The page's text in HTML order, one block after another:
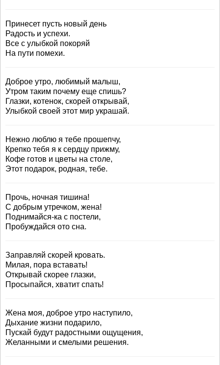
Принесет пусть новый день
Радость и успехи.
Все с улыбкой покоряй
На пути помехи.
Доброе утро, любимый малыш,
Утром таким почему еще спишь?
Глазки, котенок, скорей открывай,
Улыбкой своей этот мир украшай.
Нежно люблю я тебе прошепчу,
Крепко тебя я к сердцу прижму,
Кофе готов и цветы на столе,
Этот подарок, родная, тебе.
Прочь, ночная тишина!
С добрым утречком, жена!
Поднимайся-ка с постели,
Пробуждайся ото сна.
Заправляй скорей кровать.
Милая, пора вставать!
Открывай скорее глазки,
Просыпайся, хватит спать!
Жена моя, доброе утро наступило,
Дыхание жизни подарило,
Пускай будут радостными ощущения,
Желанными и смелыми решения.